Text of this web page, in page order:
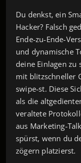
Du denkst, ein
Hacker? Falsch
und dynamische
deine Einlagen zu
mit blitzschneller
swipe‑st. Diese
als die
veraltete
aus
spürst, wenn du
zögern platzierst.